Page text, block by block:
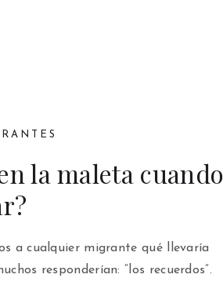
la maleta cuando
a cualquier migrante qué llevaría
responderían: “los recuerdos”.